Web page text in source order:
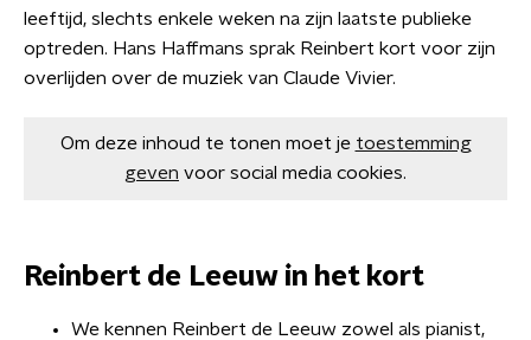
leeftijd, slechts enkele weken na zijn laatste publieke
optreden. Hans Haffmans sprak Reinbert kort voor zijn
overlijden over de muziek van Claude Vivier.
Om deze inhoud te tonen moet je toestemming
geven voor social media cookies.
Reinbert de Leeuw in het kort
We kennen Reinbert de Leeuw zowel als pianist,